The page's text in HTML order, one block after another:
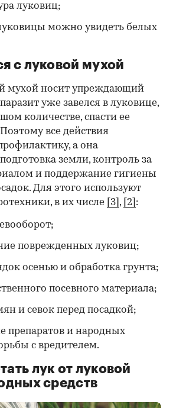
луковиц;
можно увидеть белых
с луковой мухой
мухой носит упреждающий
уже завелся в луковице,
количестве, спасти ее
все действия
а она
земли, контроль за
и поддержание гигиены
Для этого используют
в их числе
[3] , [2] :
поврежденных луковиц;
осенью и обработка грунта;
посевного материала;
и севок перед посадкой;
препаратов и народных
с вредителем.
лук от луковой
средств